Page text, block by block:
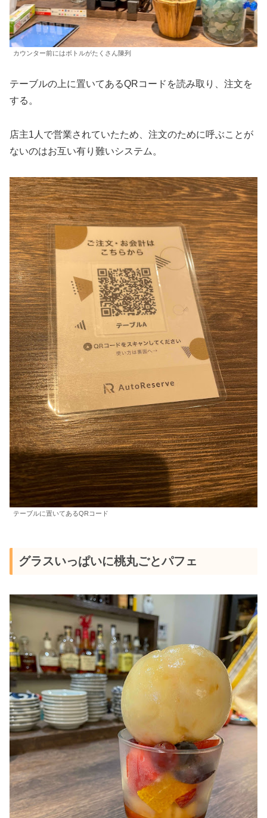
カウンター前にはボトルがたくさん陳列
テーブルの上に置いてあるQRコードを読み取り、注文を
する。
店主1人で営業されていたため、注文のために呼ぶことが
ないのはお互い有り難いシステム。
テーブルに置いてあるQRコード
グラスいっぱいに桃丸ごとパフェ